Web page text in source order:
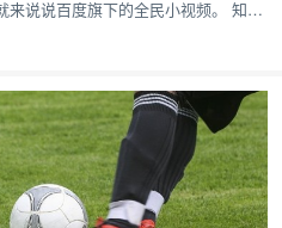
说说百度旗下的全民小视频。 知道